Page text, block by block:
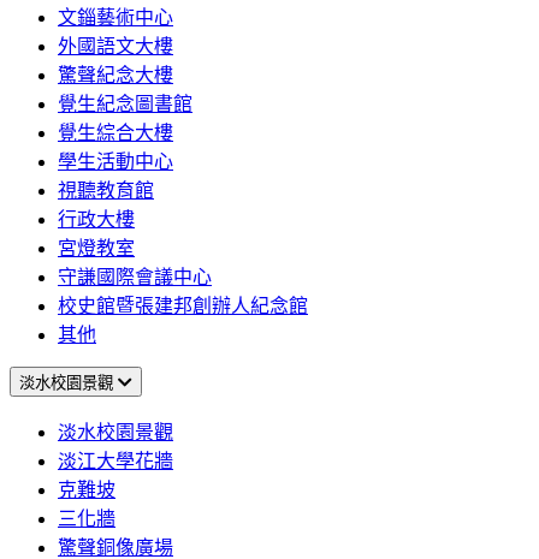
文錙藝術中心
外國語文大樓
驚聲紀念大樓
覺生紀念圖書館
覺生綜合大樓
學生活動中心
視聽教育館
行政大樓
宮燈教室
守謙國際會議中心
校史館暨張建邦創辦人紀念館
其他
淡水校園景觀
淡水校園景觀
淡江大學花牆
克難坡
三化牆
驚聲銅像廣場